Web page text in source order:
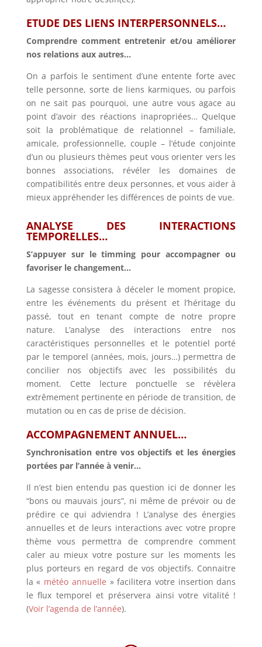
ETUDE DES LIENS INTERPERSONNELS…
Comprendre comment entretenir et/ou améliorer
nos relations aux autres…
On a parfois le sentiment d’une entente forte avec
telle personne, sorte de liens karmiques, ou parfois
on ne sait pas pourquoi, une autre vous agace au
point d’avoir des réactions inapropriées… Quelque
soit la problématique de relationnel – familiale,
amicale, professionnelle, couple – l’étude conjointe
d’un ou plusieurs thèmes peut vous orienter vers les
bonnes associations, révéler les domaines de
compatibilités entre deux personnes, et vous aider à
mieux appréhender les différences de points de vue.
ANALYSE DES INTERACTIONS
TEMPORELLES…
S’appuyer sur le timming pour accompagner ou
favoriser le changement…
La sagesse consistera à déceler le moment propice,
entre les événements du présent et l’héritage du
passé, tout en tenant compte de notre propre
nature. L’analyse des interactions entre nos
caractéristiques personnelles et le potentiel porté
par le temporel (années, mois, jours…) permettra de
concilier nos objectifs avec les possibilités du
moment. Cette lecture ponctuelle se révèlera
extrêmement pertinente en période de transition, de
mutation ou en cas de prise de décision.
ACCOMPAGNEMENT ANNUEL…
Synchronisation entre vos objectifs et les énergies
portées par l’année à venir…
Il n’est bien entendu pas question ici de donner les
“bons ou mauvais jours”, ni même de prévoir ou de
prédire ce qui adviendra ! L’analyse des énergies
annuelles et de leurs interactions avec votre propre
thème vous permettra de comprendre comment
caler au mieux votre posture sur les moments les
plus porteurs en regard de vos objectifs. Connaitre
la « météo annuelle » facilitera votre insertion dans
le flux temporel et préservera ainsi votre vitalité !
(Voir l’agenda de l’année).